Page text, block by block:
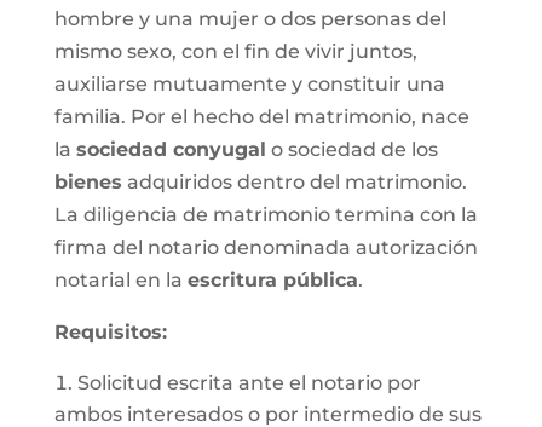
hombre y una mujer o dos personas del
mismo sexo, con el fin de vivir juntos,
auxiliarse mutuamente y constituir una
familia. Por el hecho del matrimonio, nace
la sociedad conyugal o sociedad de los
bienes adquiridos dentro del matrimonio.
La diligencia de matrimonio termina con la
firma del notario denominada autorización
notarial en la escritura pública.
Requisitos:
Solicitud escrita ante el notario por
ambos interesados o por intermedio de sus